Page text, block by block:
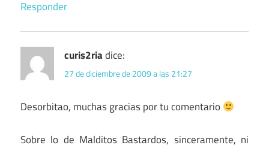
Responder
curis2riadice:
27 de diciembre de 2009 a las 21:27
Desorbitao, muchas gracias por tu comentario
Sobre lo de Malditos Bastardos, sinceramente, ni